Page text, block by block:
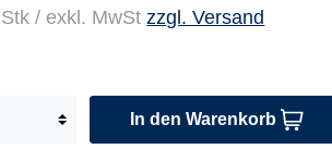
/ exkl. MwStzzgl. Versand
In den Warenkorb